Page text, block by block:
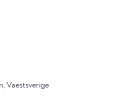
Vaestsverige